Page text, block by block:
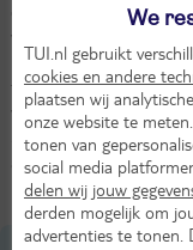
op de tennisbaan. Pak
vissen die rondom het
hier zijn namelijk
toeslaat? Verse pasta
vis zo vers dat je de
Sunny Days Palma De
avond opnieuw. Maar
Egypte zoals het
Ligging
We
TUI.nl gebruikt
cookies en andere
plaatsen wij
onze website te
tonen van
social media
delen wij jouw
derden mogelijk om
advertenties te tonen.